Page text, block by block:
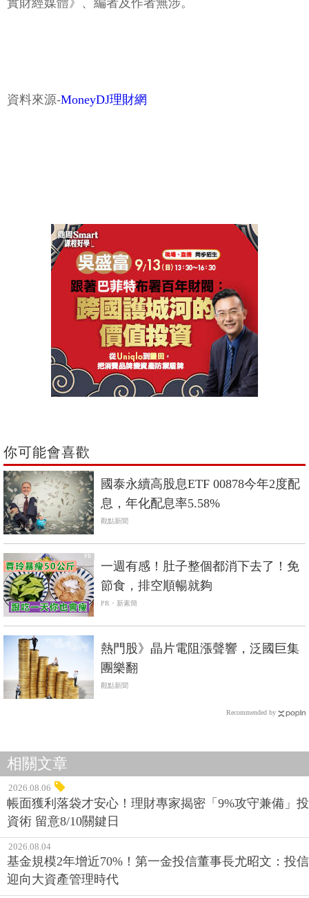
實財經媒體》、編者及作者無涉。
資料來源-MoneyDJ理財網
你可能會喜歡
國泰永續高股息ETF 00878今年2度配
息，年化配息率5.58%
觀點新聞
PR
一週有感！肚子整個都消下去了！免
節食，排空順暢就夠
PR・新素簡
熱門股》晶片電阻漲聲響，泛國巨集
團樂翻
觀點新聞
Recommended by
相關文章
2026.08.06
帳面獲利落袋才安心！理財專家揭密「9%攻守兼備」投
資術 留意8/10關鍵日
2026.08.04
基金規模2年增近70%！第一金投信董事長尤昭文：投信
迎向大資產管理時代